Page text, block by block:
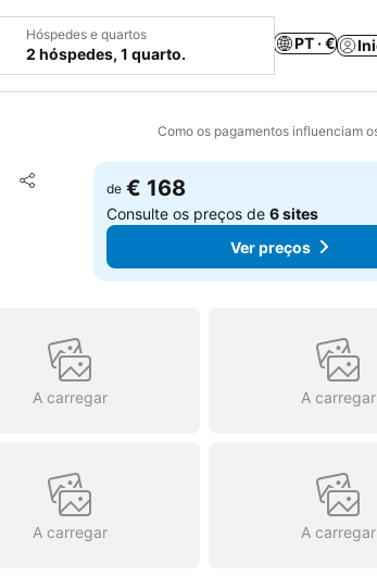
Hóspedes e quartos
2 hóspedes, 1 quarto.
PT · €
Como os pagamentos influenciam
Partilhar
Adicionar aos favoritos
de € 168
Consulte os preços de6 sites
Ver preços
A carregar A carregar
A carregar A carregar